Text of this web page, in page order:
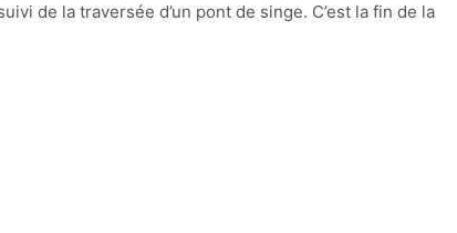
de la traversée d’un pont de singe. C’est la fin de la